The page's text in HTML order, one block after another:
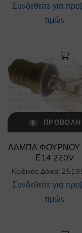
Συνδεθείτε για
τιμών
ΠΡΟΒΟΛΉ
ΛΑΜΠΑ ΦΟΥΡΝΟΥ
Ε14 220V
Κωδικός Δόικα:
Συνδεθείτε για
τιμών